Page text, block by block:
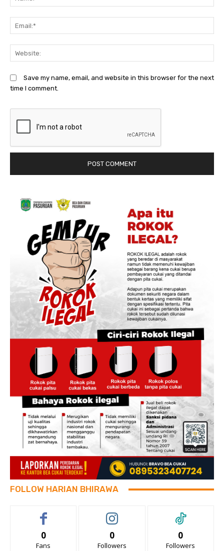
Save my name, email, and website in this browser for the next
time I comment.
FOLLOW HARIAN BHIRAWA
0
Fans
0
Followers
0
Followers